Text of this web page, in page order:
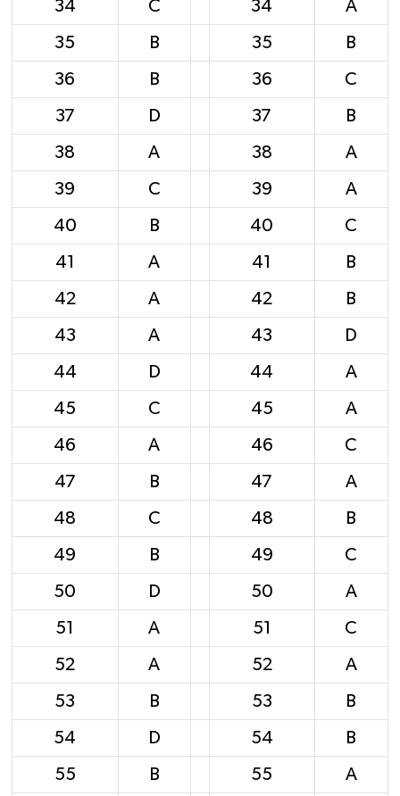
34 C 34 A
35 B 35 B
36 B 36 C
37 D 37 B
38 A 38 A
39 C 39 A
40 B 40 C
41 A 41 B
42 A 42 B
43 A 43 D
44 D 44 A
45 C 45 A
46 A 46 C
47 B 47 A
48 C 48 B
49 B 49 C
50 D 50 A
51 A 51 C
52 A 52 A
53 B 53 B
54 D 54 B
55 B 55 A